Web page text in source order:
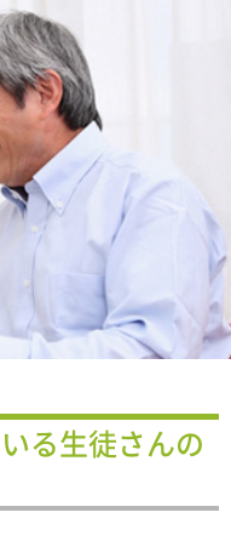
る生徒さんの